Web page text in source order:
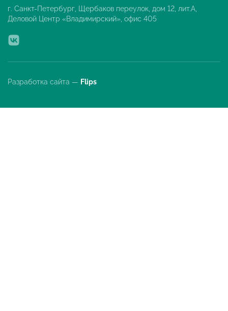
г. Санкт-Петербург, Щербаков переулок, дом 12, лит.А,
Деловой Центр «Владимирский», офис 405
Разработка сайта — Flips